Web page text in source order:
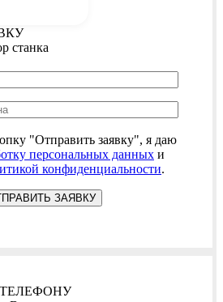
станка
"Отправить заявку", я даю
персональных данных и
конфиденциальности.